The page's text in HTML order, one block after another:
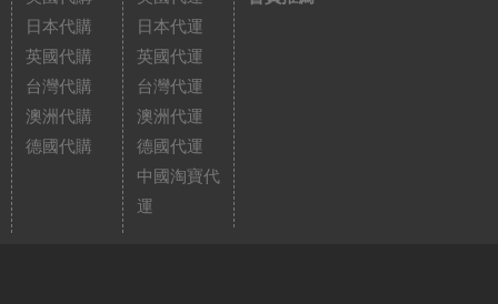
日本代購
英國代購
台灣代購
澳洲代購
德國代購
日本代運
英國代運
台灣代運
澳洲代運
德國代運
中國淘寶代
運